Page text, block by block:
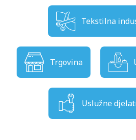
Tekstilna
Trgovina
Uslužne